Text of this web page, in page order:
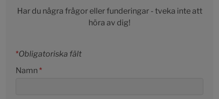
Har du några frågor eller funderingar - tveka inte att
höra av dig!
*Obligatoriska fält
Namn *